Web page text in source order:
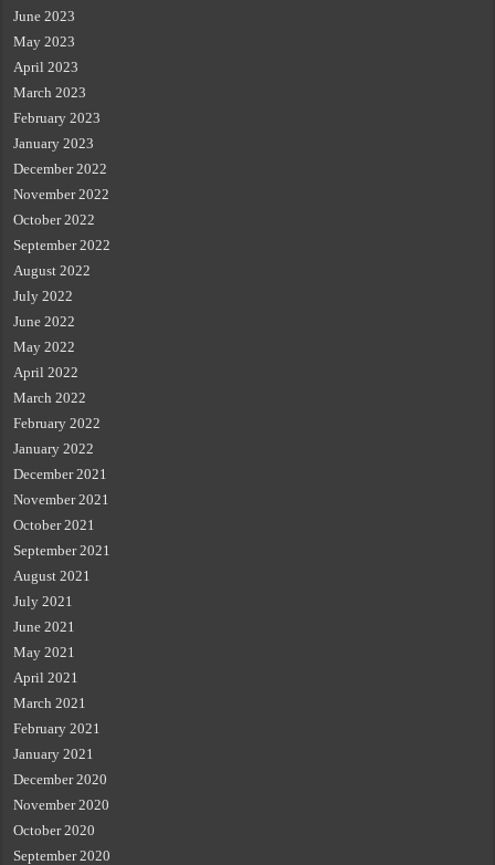
June 2023
May 2023
April 2023
March 2023
February 2023
January 2023
December 2022
November 2022
October 2022
September 2022
August 2022
July 2022
June 2022
May 2022
April 2022
March 2022
February 2022
January 2022
December 2021
November 2021
October 2021
September 2021
August 2021
July 2021
June 2021
May 2021
April 2021
March 2021
February 2021
January 2021
December 2020
November 2020
October 2020
September 2020